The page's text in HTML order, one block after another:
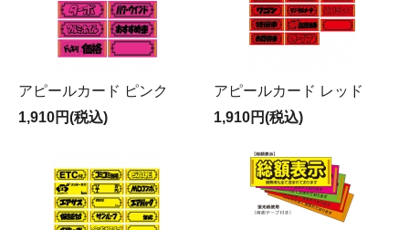
アピールカード ピンク
1,910円(税込)
アピールカード レッド
1,910円(税込)